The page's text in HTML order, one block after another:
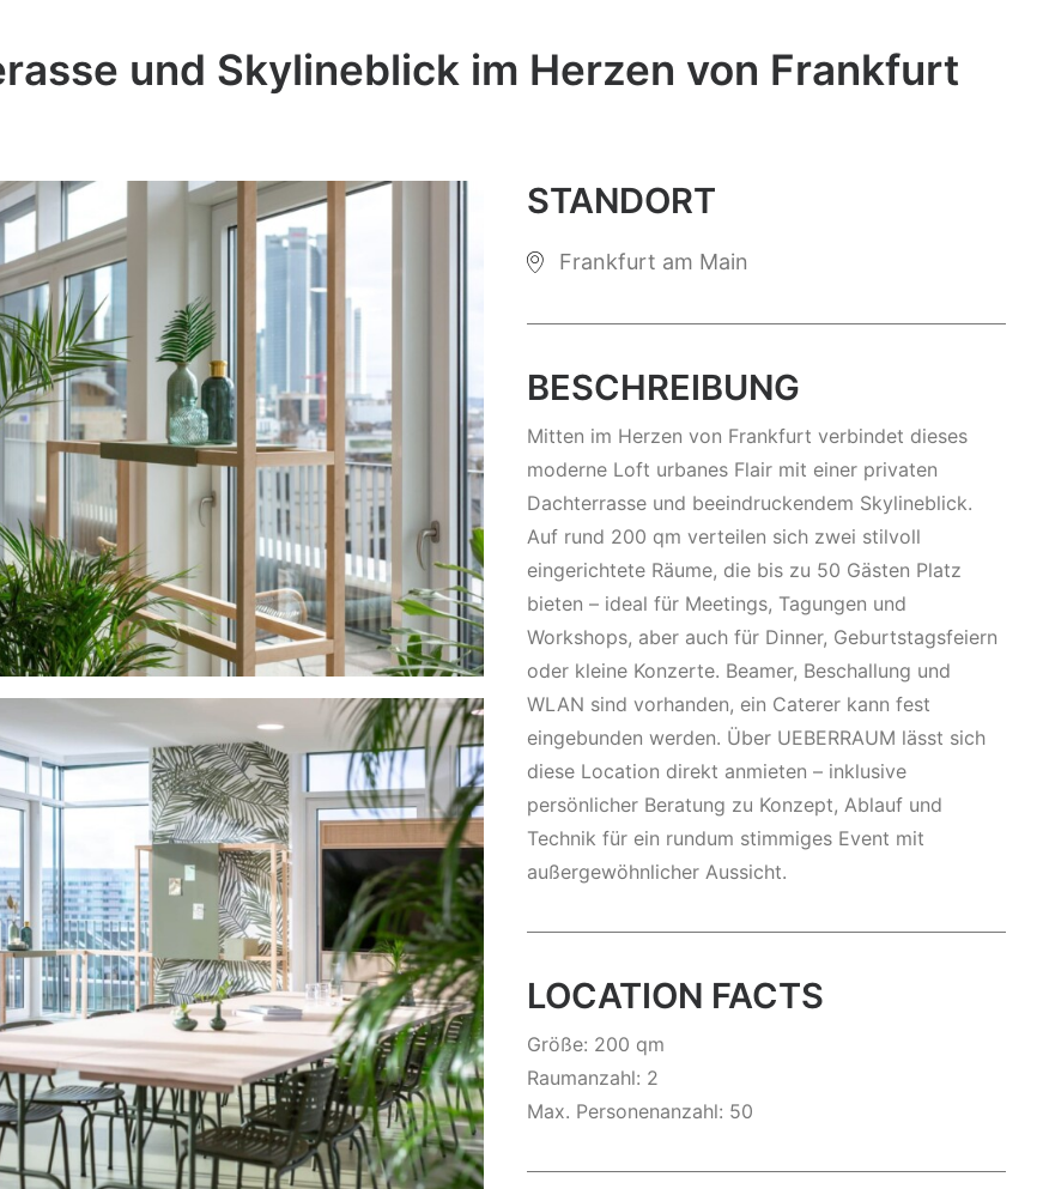
und Skylineblick im Herzen von Frankfurt
STANDORT
Frankfurt am Main
BESCHREIBUNG
Mitten im Herzen von Frankfurt verbindet dieses
moderne Loft urbanes Flair mit einer privaten
Dachterrasse und beeindruckendem Skylineblick.
Auf rund 200 qm verteilen sich zwei stilvoll
eingerichtete Räume, die bis zu 50 Gästen Platz
bieten – ideal für Meetings, Tagungen und
Workshops, aber auch für Dinner, Geburtstagsfeiern
oder kleine Konzerte. Beamer, Beschallung und
WLAN sind vorhanden, ein Caterer kann fest
eingebunden werden. Über UEBERRAUM lässt sich
diese Location direkt anmieten – inklusive
persönlicher Beratung zu Konzept, Ablauf und
Technik für ein rundum stimmiges Event mit
außergewöhnlicher Aussicht.
LOCATION FACTS
Größe: 200 qm
Raumanzahl: 2
Max. Personenanzahl: 50